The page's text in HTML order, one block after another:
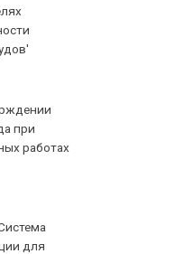
при
работах
для